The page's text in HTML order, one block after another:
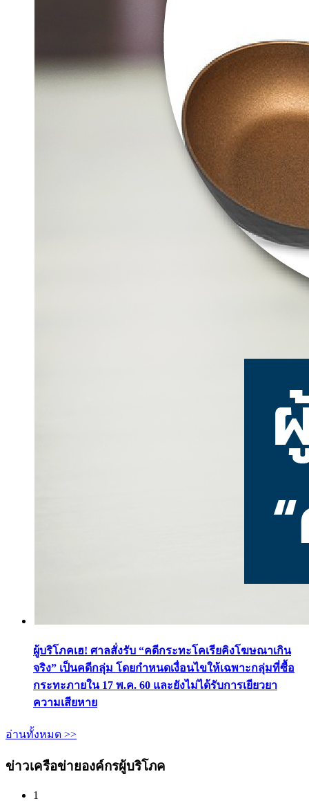
ผู้บริโภคเฮ! ศาลสั่งรับ “คดีกระทะโคเรียคิงโฆษณาเกิน
จริง” เป็นคดีกลุ่ม โดยกำหนดเงื่อนไขให้เฉพาะกลุ่มที่ซื้อ
กระทะภายใน 17 พ.ค. 60 และยังไม่ได้รับการเยียวยา
ความเสียหาย
อ่านทั้งหมด >>
ข่าวเครือข่ายองค์กรผู้บริโภค
1